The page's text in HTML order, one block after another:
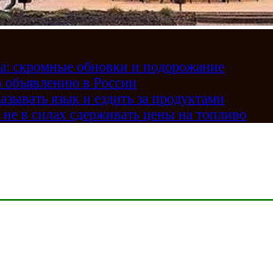
скромные обновки и подорожание
объявлению в России
язык и ездить за продуктами
в силах сдерживать цены на топливо